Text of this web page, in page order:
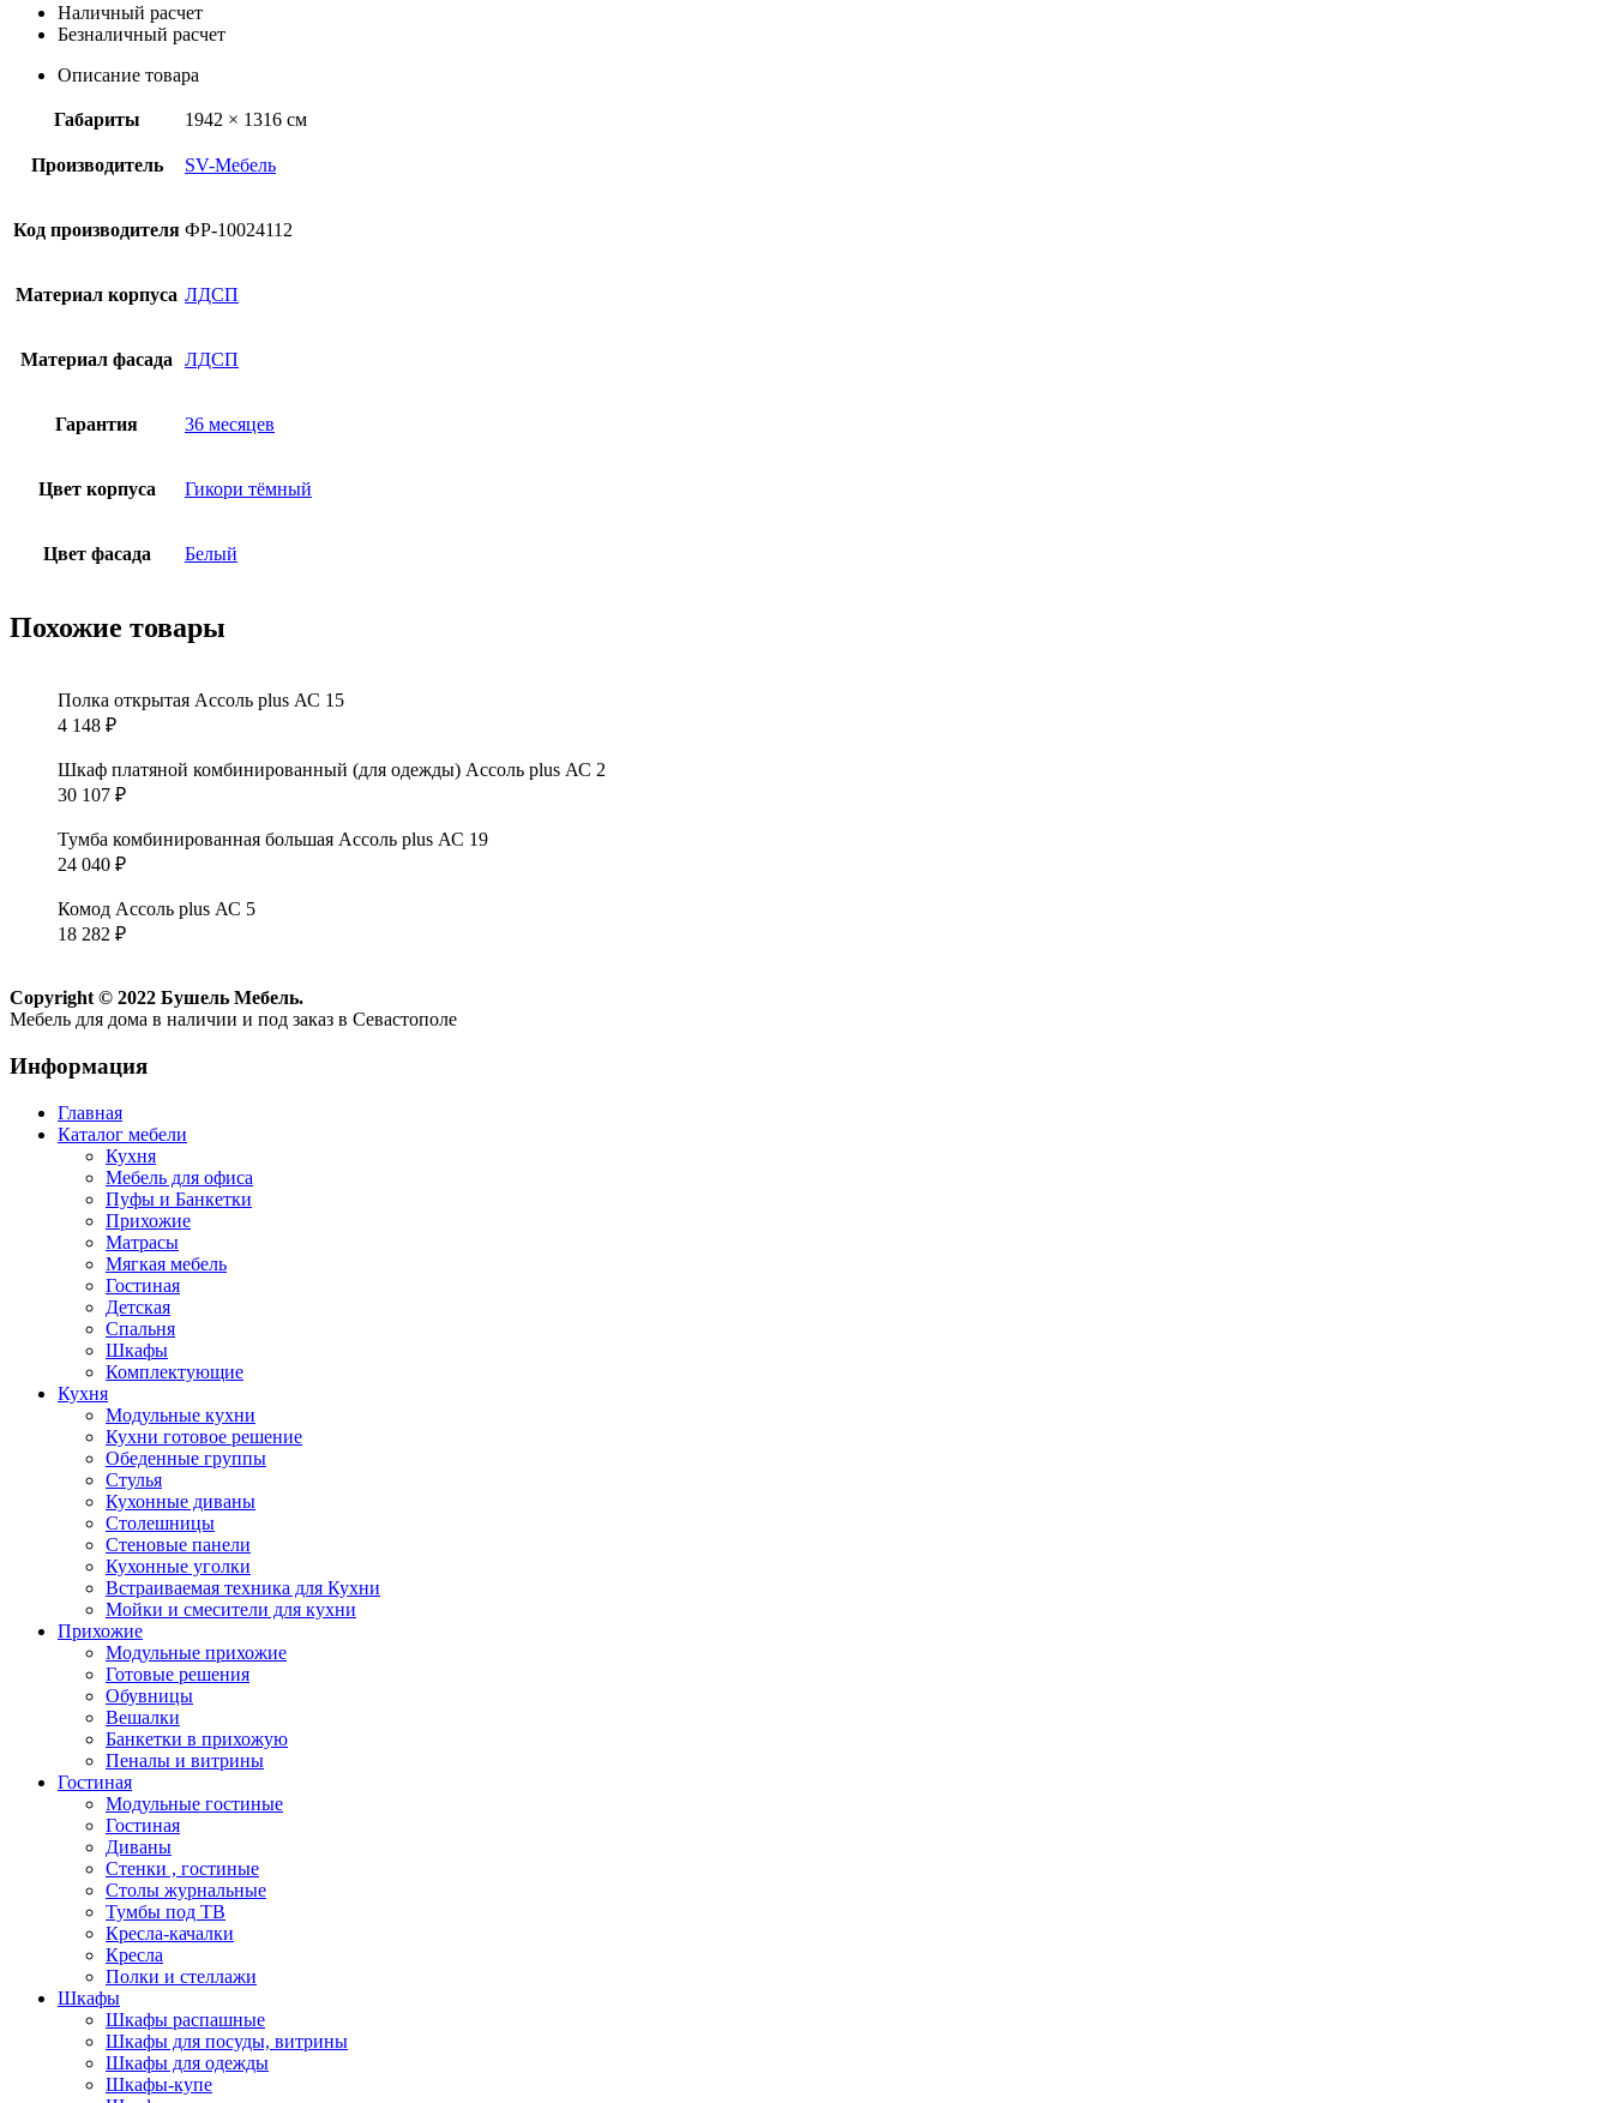
Наличный расчет
Безналичный расчет
Описание товара
Габариты 1942 × 1316 см
Производитель SV-Мебель
Код производителя ФР-10024112
Материал корпуса ЛДСП
Материал фасада ЛДСП
Гарантия 36 месяцев
Цвет корпуса Гикори тёмный
Цвет фасада Белый
Похожие товары
Полка открытая Ассоль plus АС 15
4 148 ₽
Шкаф платяной комбинированный (для одежды) Ассоль plus АС 2
30 107 ₽
Тумба комбинированная большая Ассоль plus АС 19
24 040 ₽
Комод Ассоль plus АС 5
18 282 ₽
Copyright © 2022 Бушель Мебель.
Мебель для дома в наличии и под заказ в Севастополе
Информация
Главная
Каталог мебели
Кухня
Мебель для офиса
Пуфы и Банкетки
Прихожие
Матрасы
Мягкая мебель
Гостиная
Детская
Спальня
Шкафы
Комплектующие
Кухня
Модульные кухни
Кухни готовое решение
Обеденные группы
Стулья
Кухонные диваны
Столешницы
Стеновые панели
Кухонные уголки
Встраиваемая техника для Кухни
Мойки и смесители для кухни
Прихожие
Модульные прихожие
Готовые решения
Обувницы
Вешалки
Банкетки в прихожую
Пеналы и витрины
Гостиная
Модульные гостиные
Гостиная
Диваны
Стенки , гостиные
Столы журнальные
Тумбы под ТВ
Кресла-качалки
Кресла
Полки и стеллажи
Шкафы
Шкафы распашные
Шкафы для посуды, витрины
Шкафы для одежды
Шкафы-купе